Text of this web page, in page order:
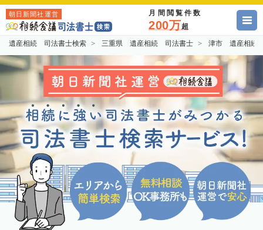
朝日新聞社運営 月間閲覧件数
200万超
遺産相続 司法書士検索 三重県 遺産相続 司法書士 津市 遺産相続